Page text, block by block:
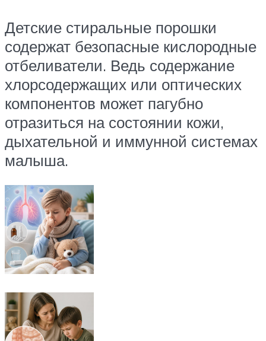
Детские стиральные порошки
содержат безопасные кислородные
отбеливатели. Ведь содержание
хлорсодержащих или оптических
компонентов может пагубно
отразиться на состоянии кожи,
дыхательной и иммунной системах
малыша.